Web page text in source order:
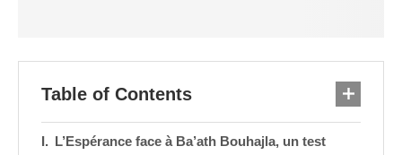
Table of Contents
L’Espérance face à Ba’ath Bouhajla, un test